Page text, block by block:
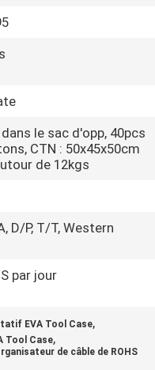
le sac d'opp, 40pcs
CTN : 50x45x50cm
de 12kgs
D/P, T/T, Western
par jour
EVA Tool Case,
Tool Case,
de câble de ROHS